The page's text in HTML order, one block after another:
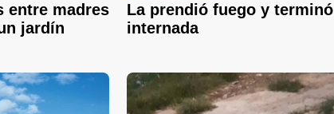
entre madres
jardín
La prendió fuego y terminó
internada